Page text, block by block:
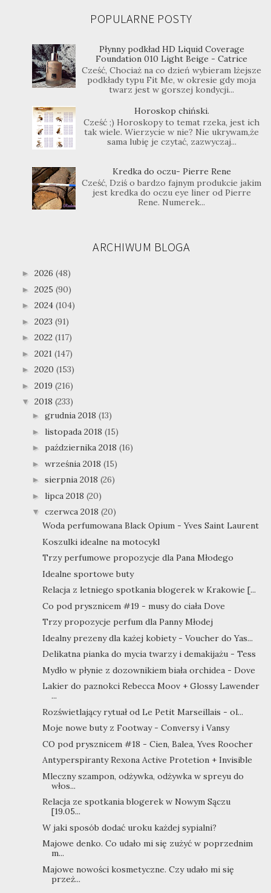
POPULARNE POSTY
Płynny podkład HD Liquid Coverage
Foundation 010 Light Beige - Catrice
Cześć, Chociaż na co dzień wybieram lżejsze
podkłady typu Fit Me, w okresie gdy moja
twarz jest w gorszej kondycji...
Horoskop chiński.
Cześć ;) Horoskopy to temat rzeka, jest ich
tak wiele. Wierzycie w nie? Nie ukrywam,że
sama lubię je czytać, zazwyczaj...
Kredka do oczu- Pierre Rene
Cześć, Dziś o bardzo fajnym produkcie jakim
jest kredka do oczu eye liner od Pierre
Rene. Numerek...
ARCHIWUM BLOGA
► 2026 (48)
► 2025 (90)
► 2024 (104)
► 2023 (91)
► 2022 (117)
► 2021 (147)
► 2020 (153)
► 2019 (216)
▼ 2018 (233)
► grudnia 2018 (13)
► listopada 2018 (15)
► października 2018 (16)
► września 2018 (15)
► sierpnia 2018 (26)
► lipca 2018 (20)
▼ czerwca 2018 (20)
Woda perfumowana Black Opium - Yves Saint Laurent
Koszulki idealne na motocykl
Trzy perfumowe propozycje dla Pana Młodego
Idealne sportowe buty
Relacja z letniego spotkania blogerek w Krakowie [...
Co pod prysznicem #19 - musy do ciała Dove
Trzy propozycje perfum dla Panny Młodej
Idealny prezeny dla każej kobiety - Voucher do Yas...
Delikatna pianka do mycia twarzy i demakijażu - Tess
Mydło w płynie z dozownikiem biała orchidea - Dove
Lakier do paznokci Rebecca Moov + Glossy Lawender
...
Rozświetlający rytuał od Le Petit Marseillais - ol...
Moje nowe buty z Footway - Conversy i Vansy
CO pod prysznicem #18 - Cien, Balea, Yves Roocher
Antyperspiranty Rexona Active Protetion + Invisible
Mleczny szampon, odżywka, odżywka w spreyu do
włos...
Relacja ze spotkania blogerek w Nowym Sączu
[19.05...
W jaki sposób dodać uroku każdej sypialni?
Majowe denko. Co udało mi się zużyć w poprzednim
m...
Majowe nowości kosmetyczne. Czy udało mi się
przeż...